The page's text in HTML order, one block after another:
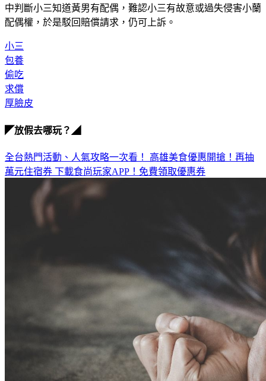
中判斷小三知道黃男有配偶，難認小三有故意或過失侵害小蘭
配偶權，於是駁回賠償請求，仍可上訴。
小三
包養
偷吃
求償
厚臉皮
◤放假去哪玩？◢
全台熱門活動、人氣攻略一次看！ 高雄美食優惠開搶！再抽
萬元住宿券 下載食尚玩家APP！免費領取優惠券